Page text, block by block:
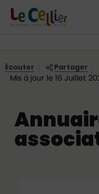
Panneau de gestion des
Écouter Partager
Mis à jour le 16 Juillet